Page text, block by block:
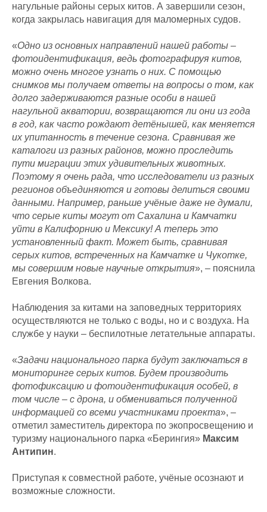
нагульные районы серых китов. А завершили сезон,
когда закрылась навигация для маломерных судов.
«Одно из основных направлений нашей работы –
фотоидентификация, ведь фотографируя китов,
можно очень многое узнать о них. С помощью
снимков мы получаем ответы на вопросы о том, как
долго задерживаются разные особи в нашей
нагульной акватории, возвращаются ли они из года
в год, как часто рождают детёнышей, как меняется
их упитанность в течение сезона. Сравнивая же
каталоги из разных районов, можно проследить
пути миграции этих удивительных животных.
Поэтому я очень рада, что исследователи из разных
регионов объединяются и готовы делиться своими
данными. Например, раньше учёные даже не думали,
что серые киты могут от Сахалина и Камчатки
уйти в Калифорнию и Мексику! А теперь это
установленный факт. Может быть, сравнивая
серых китов, встреченных на Камчатке и Чукотке,
мы совершим новые научные открытия», – пояснила
Евгения Волкова.
Наблюдения за китами на заповедных территориях
осуществляются не только с воды, но и с воздуха. На
службе у науки – беспилотные летательные аппараты.
«Задачи национального парка будут заключаться в
мониторинге серых китов. Будем производить
фотофиксацию и фотоидентификация особей, в
том числе – с дрона, и обмениваться полученной
информацией со всеми участниками проекта», –
отметил заместитель директора по экопросвещению и
туризму национального парка «Берингия» Максим
Антипин.
Приступая к совместной работе, учёные осознают и
возможные сложности.